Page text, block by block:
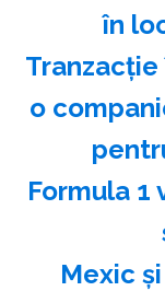
în
Tranzacție
o
Formula 1
Mexic